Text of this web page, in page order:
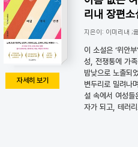
자세히 보기
리내 장편소
지은이: 이미리내 ;
이 소설은 ‘위안
성, 전쟁통에 가
밤낮으로 노출되
변두리로 밀려나
설 속에서 여성들
자가 되고, 테러